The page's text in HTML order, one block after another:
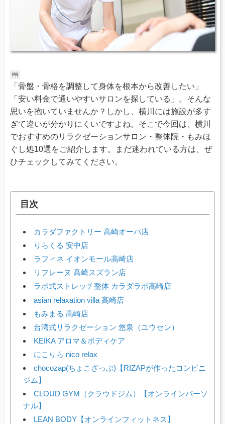
「骨盤・骨格を調整して身体を根本から改善したい」
「安い料金で通いやすいサロンを探している」。そんな
思いを抱いていませんか？しかし、横川には施設が多す
ぎて違いが分かりにくいですよね。そこで今回は、横川
でおすすめのリラクゼーションサロン・整体院・もみほ
ぐし処10選をご紹介します。まだ迷われている方は、ぜ
ひチェックしてみてください。
目次
カラダファクトリー 高崎オーパ店
りらくる 安中店
ラフィネ イオンモール高崎店
リフレーヌ 高崎スズラン店
ラボ式ストレッチ整体 カラダラボ高崎店
asian relaxation villa 高崎店
もみまる 高崎店
台湾式リラクゼーション 悠泉（ユウセン）
KEIKA アロマ＆ボディケア
にこりら nico relax
chocozap(ちょこざっぷ)【RIZAPが作ったコンビニ
ジム】
CLOUD GYM（クラウドジム）【オンラインパーソ
ナル】
LEAN BODY【オンラインフィットネス】